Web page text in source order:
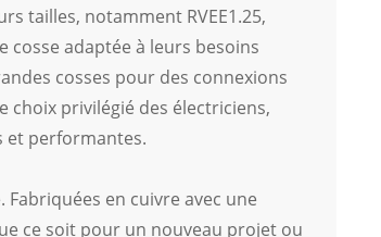
tailles, notamment RVEE1.25,
cosse adaptée à leurs besoins
cosses pour des connexions
choix privilégié des électriciens,
et performantes.
en cuivre avec une
ce soit pour un nouveau projet ou